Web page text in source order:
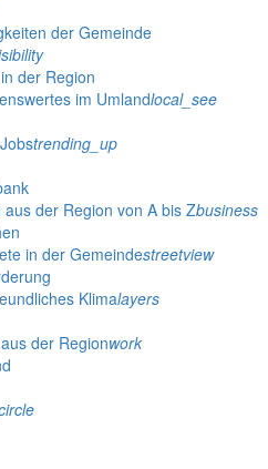
der Gemeinde
der Region
im Umlandlocal_see
trending_up
der Region von A bis Zbusiness
in der Gemeindestreetview
Klimalayers
der Regionwork